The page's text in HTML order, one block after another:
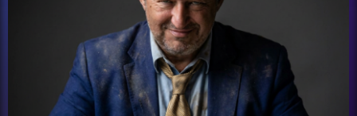
Wellness
АвтоКлуб